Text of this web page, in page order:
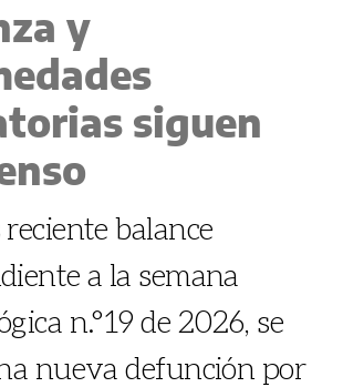
y
siguen
balance
a la semana
n.°19 de 2026, se
nueva defunción por